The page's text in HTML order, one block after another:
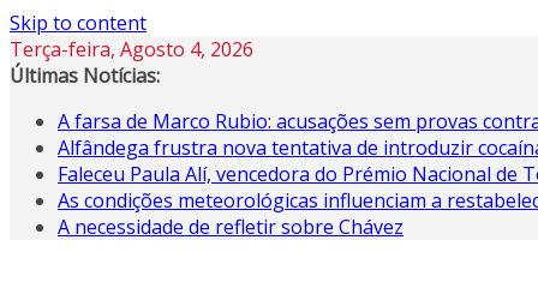
Skip to content
Terça-feira, Agosto 4, 2026
Últimas Notícias:
A farsa de Marco Rubio: acusações sem provas
Alfândega frustra nova tentativa de introduzir
Faleceu Paula Alí, vencedora do Prémio Nacional de
As condições meteorológicas influenciam a
A necessidade de refletir sobre Chávez